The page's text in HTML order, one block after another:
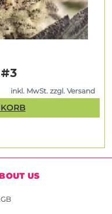
inkl. MwSt. zzgl. Versand
US